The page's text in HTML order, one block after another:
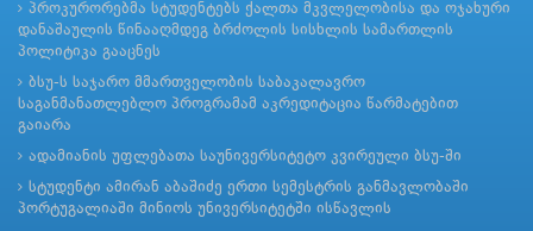
პროკურორებმა სტუდენტებს ქალთა მკვლელობისა და ოჯახური
დანაშაულის წინააღმდეგ ბრძოლის სისხლის სამართლის
პოლიტიკა გააცნეს
ბსუ-ს საჯარო მმართველობის საბაკალავრო
საგანმანათლებლო პროგრამამ აკრედიტაცია წარმატებით
გაიარა
ადამიანის უფლებათა საუნივერსიტეტო კვირეული ბსუ-ში
სტუდენტი ამირან აბაშიძე ერთი სემესტრის განმავლობაში
პორტუგალიაში მინიოს უნივერსიტეტში ისწავლის